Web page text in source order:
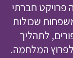
פרויקט חברתי
שכולות
לתהליך
המלחמה.